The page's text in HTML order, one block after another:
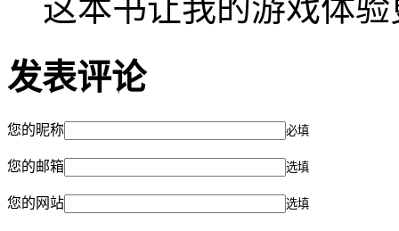
这本书让我的游戏体
发表评论
您的昵称 必填
您的邮箱 选填
您的网站 选填